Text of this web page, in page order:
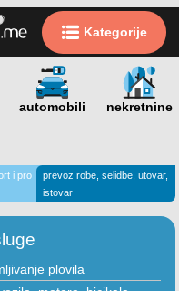
Kategorije
i pro
prevoz robe, selidbe, utovar,
istovar
plovila